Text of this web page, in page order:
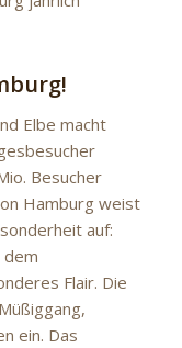
Elbe macht
Besucher
Hamburg weist
auf:
dem
Flair. Die
ein. Das